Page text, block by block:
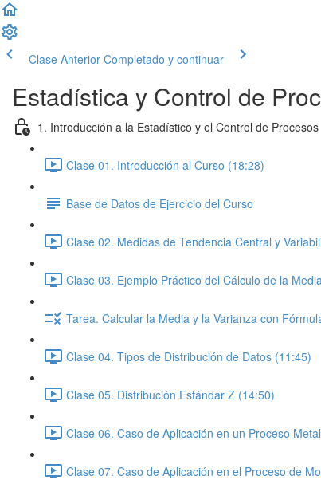
Clase Anterior Completado y continuar
Estadística y Control de
1. Introducción a la Estadístico y el Control de Procesos
Clase 01. Introducción al Curso (18:28)
Base de Datos de Ejercicio del Curso
Clase 02. Medidas de Tendencia Central y
Clase 03. Ejemplo Práctico del Cálculo de la
Tarea. Calcular la Media y la Varianza con
Clase 04. Tipos de Distribución de Datos (11:45)
Clase 05. Distribución Estándar Z (14:50)
Clase 06. Caso de Aplicación en un Proceso
Clase 07. Caso de Aplicación en el Proceso de